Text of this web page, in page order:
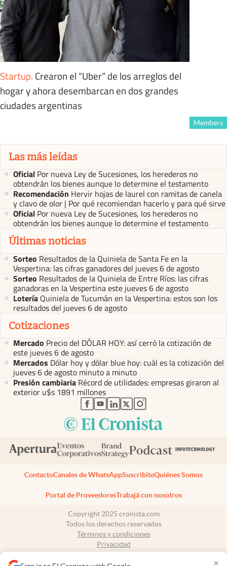
×
Startup. Crearon el “Uber” de los arreglos del
hogar y ahora desembarcan en dos grandes
ciudades argentinas
Members
Las más leídas
Oficial Por nueva Ley de Sucesiones, los herederos no
obtendrán los bienes aunque lo determine el testamento
Recomendación Hervir hojas de laurel con ramitas de canela
y clavo de olor | Por qué recomiendan hacerlo y para qué sirve
Oficial Por nueva Ley de Sucesiones, los herederos no
obtendrán los bienes aunque lo determine el testamento
Últimas noticias
Sorteo Resultados de la Quiniela de Santa Fe en la
Vespertina: las cifras ganadores del jueves 6 de agosto
Sorteo Resultados de la Quiniela de Entre Ríos: las cifras
ganadoras en la Vespertina este jueves 6 de agosto
Lotería Quiniela de Tucumán en la Vespertina: estos son los
resultados del jueves 6 de agosto
Cotizaciones
Mercado Precio del DÓLAR HOY: así cerró la cotización de
este jueves 6 de agosto
Mercados Dólar hoy y dólar blue hoy: cuál es la cotización del
jueves 6 de agosto minuto a minuto
Presión cambiaria Récord de utilidades: empresas giraron al
exterior u$s 1891 millones
abre en nueva pestaña
abre en nueva pestaña
abre en nueva pestaña
abre en nueva pestaña
abre en nueva pestaña
ContactoCanales de WhatsAppSuscribiteQuiénes Somos
Portal de ProveedoresTrabajá con nosotros
Copyright 2025 cronista.com
Todos los derechos reservados
Términos y condiciones
Privacidad